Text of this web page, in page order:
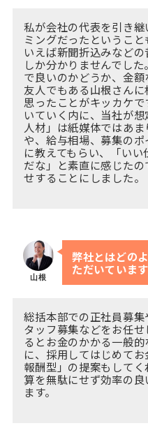
私が会社の代表を引き
ミングだったというこ
いえば新聞折込みなど
しか分かりませんでし
で良いのかどうか、金額
友人でもある山根さん
思ったことがキッカケ
いていく内に、当社が
人材」は紙媒体ではあ
や、給与相場、募集の
に教えてもらい、「いい
だな」と素直に感じた
せすることにしました。
弊社とはどの
ただいていま
山根
総括本部での正社員募
タッフ募集などをお任
るとお金のかかる一般
に、採用してはじめて
報酬型」の提案もして
算を無駄にせず効率の
ます。